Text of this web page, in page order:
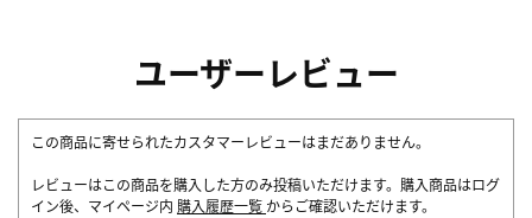
ユーザーレビュー
この商品に寄せられたカスタマーレビューはまだありません。
レビューはこの商品を購入した方のみ投稿いただけます。購入商品はログ
イン後、マイページ内 購入履歴一覧 からご確認いただけます。